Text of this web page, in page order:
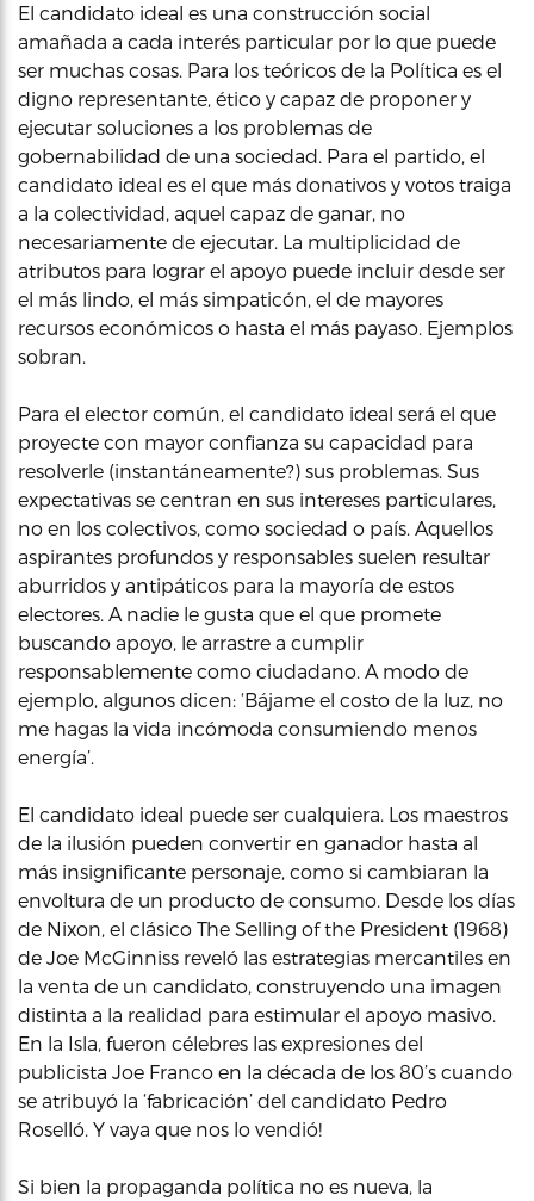
El candidato ideal es una construcción social
amañada a cada interés particular por lo que puede
ser muchas cosas. Para los teóricos de la Política es el
digno representante, ético y capaz de proponer y
ejecutar soluciones a los problemas de
gobernabilidad de una sociedad. Para el partido, el
candidato ideal es el que más donativos y votos traiga
a la colectividad, aquel capaz de ganar, no
necesariamente de ejecutar. La multiplicidad de
atributos para lograr el apoyo puede incluir desde ser
el más lindo, el más simpaticón, el de mayores
recursos económicos o hasta el más payaso. Ejemplos
sobran.
Para el elector común, el candidato ideal será el que
proyecte con mayor confianza su capacidad para
resolverle (instantáneamente?) sus problemas. Sus
expectativas se centran en sus intereses particulares,
no en los colectivos, como sociedad o país. Aquellos
aspirantes profundos y responsables suelen resultar
aburridos y antipáticos para la mayoría de estos
electores. A nadie le gusta que el que promete
buscando apoyo, le arrastre a cumplir
responsablemente como ciudadano. A modo de
ejemplo, algunos dicen: ‘Bájame el costo de la luz, no
me hagas la vida incómoda consumiendo menos
energía’.
El candidato ideal puede ser cualquiera. Los maestros
de la ilusión pueden convertir en ganador hasta al
más insignificante personaje, como si cambiaran la
envoltura de un producto de consumo. Desde los días
de Nixon, el clásico The Selling of the President (1968)
de Joe McGinniss reveló las estrategias mercantiles en
la venta de un candidato, construyendo una imagen
distinta a la realidad para estimular el apoyo masivo.
En la Isla, fueron célebres las expresiones del
publicista Joe Franco en la década de los 80’s cuando
se atribuyó la ‘fabricación’ del candidato Pedro
Roselló. Y vaya que nos lo vendió!
Si bien la propaganda política no es nueva, la